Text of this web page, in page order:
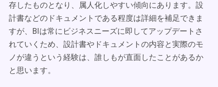
存したものとなり、属人化しやすい傾向にあります。設
計書などのドキュメントである程度は詳細を補足できま
すが、BIは常にビジネスニーズに即してアップデートさ
れていくため、設計書やドキュメントの内容と実際のモ
ノが違うという経験は、誰しもが直面したことがあるか
と思います。